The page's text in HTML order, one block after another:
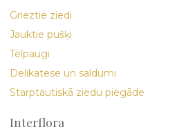
Grieztie ziedi
Jauktie pušķi
Telpaugi
Delikatese un saldumi
Starptautiskā ziedu piegāde
Interflora